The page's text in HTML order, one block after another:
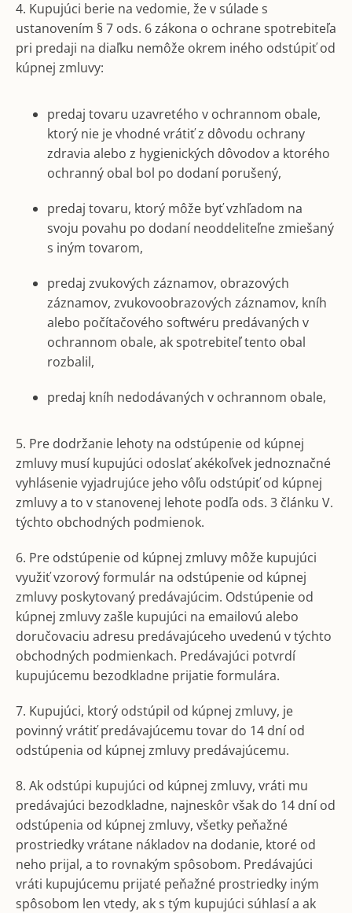
4. Kupujúci berie na vedomie, že v súlade s
ustanovením § 7 ods. 6 zákona o ochrane spotrebiteľa
pri predaji na diaľku nemôže okrem iného odstúpiť od
kúpnej zmluvy:
predaj tovaru uzavretého v ochrannom obale,
ktorý nie je vhodné vrátiť z dôvodu ochrany
zdravia alebo z hygienických dôvodov a ktorého
ochranný obal bol po dodaní porušený,
predaj tovaru, ktorý môže byť vzhľadom na
svoju povahu po dodaní neoddeliteľne zmiešaný
s iným tovarom,
predaj zvukových záznamov, obrazových
záznamov, zvukovoobrazových záznamov, kníh
alebo počítačového softwéru predávaných v
ochrannom obale, ak spotrebiteľ tento obal
rozbalil,
predaj kníh nedodávaných v ochrannom obale,
5. Pre dodržanie lehoty na odstúpenie od kúpnej
zmluvy musí kupujúci odoslať akékoľvek jednoznačné
vyhlásenie vyjadrujúce jeho vôľu odstúpiť od kúpnej
zmluvy a to v stanovenej lehote podľa ods. 3 článku V.
týchto obchodných podmienok.
6. Pre odstúpenie od kúpnej zmluvy môže kupujúci
využiť vzorový formulár na odstúpenie od kúpnej
zmluvy poskytovaný predávajúcim. Odstúpenie od
kúpnej zmluvy zašle kupujúci na emailovú alebo
doručovaciu adresu predávajúceho uvedenú v týchto
obchodných podmienkach. Predávajúci potvrdí
kupujúcemu bezodkladne prijatie formulára.
7. Kupujúci, ktorý odstúpil od kúpnej zmluvy, je
povinný vrátiť predávajúcemu tovar do 14 dní od
odstúpenia od kúpnej zmluvy predávajúcemu.
8. Ak odstúpi kupujúci od kúpnej zmluvy, vráti mu
predávajúci bezodkladne, najneskôr však do 14 dní od
odstúpenia od kúpnej zmluvy, všetky peňažné
prostriedky vrátane nákladov na dodanie, ktoré od
neho prijal, a to rovnakým spôsobom. Predávajúci
vráti kupujúcemu prijaté peňažné prostriedky iným
spôsobom len vtedy, ak s tým kupujúci súhlasí a ak